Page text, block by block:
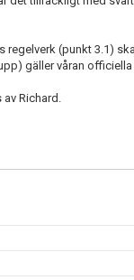
(punkt 3.1)
gäller våran
Richard.